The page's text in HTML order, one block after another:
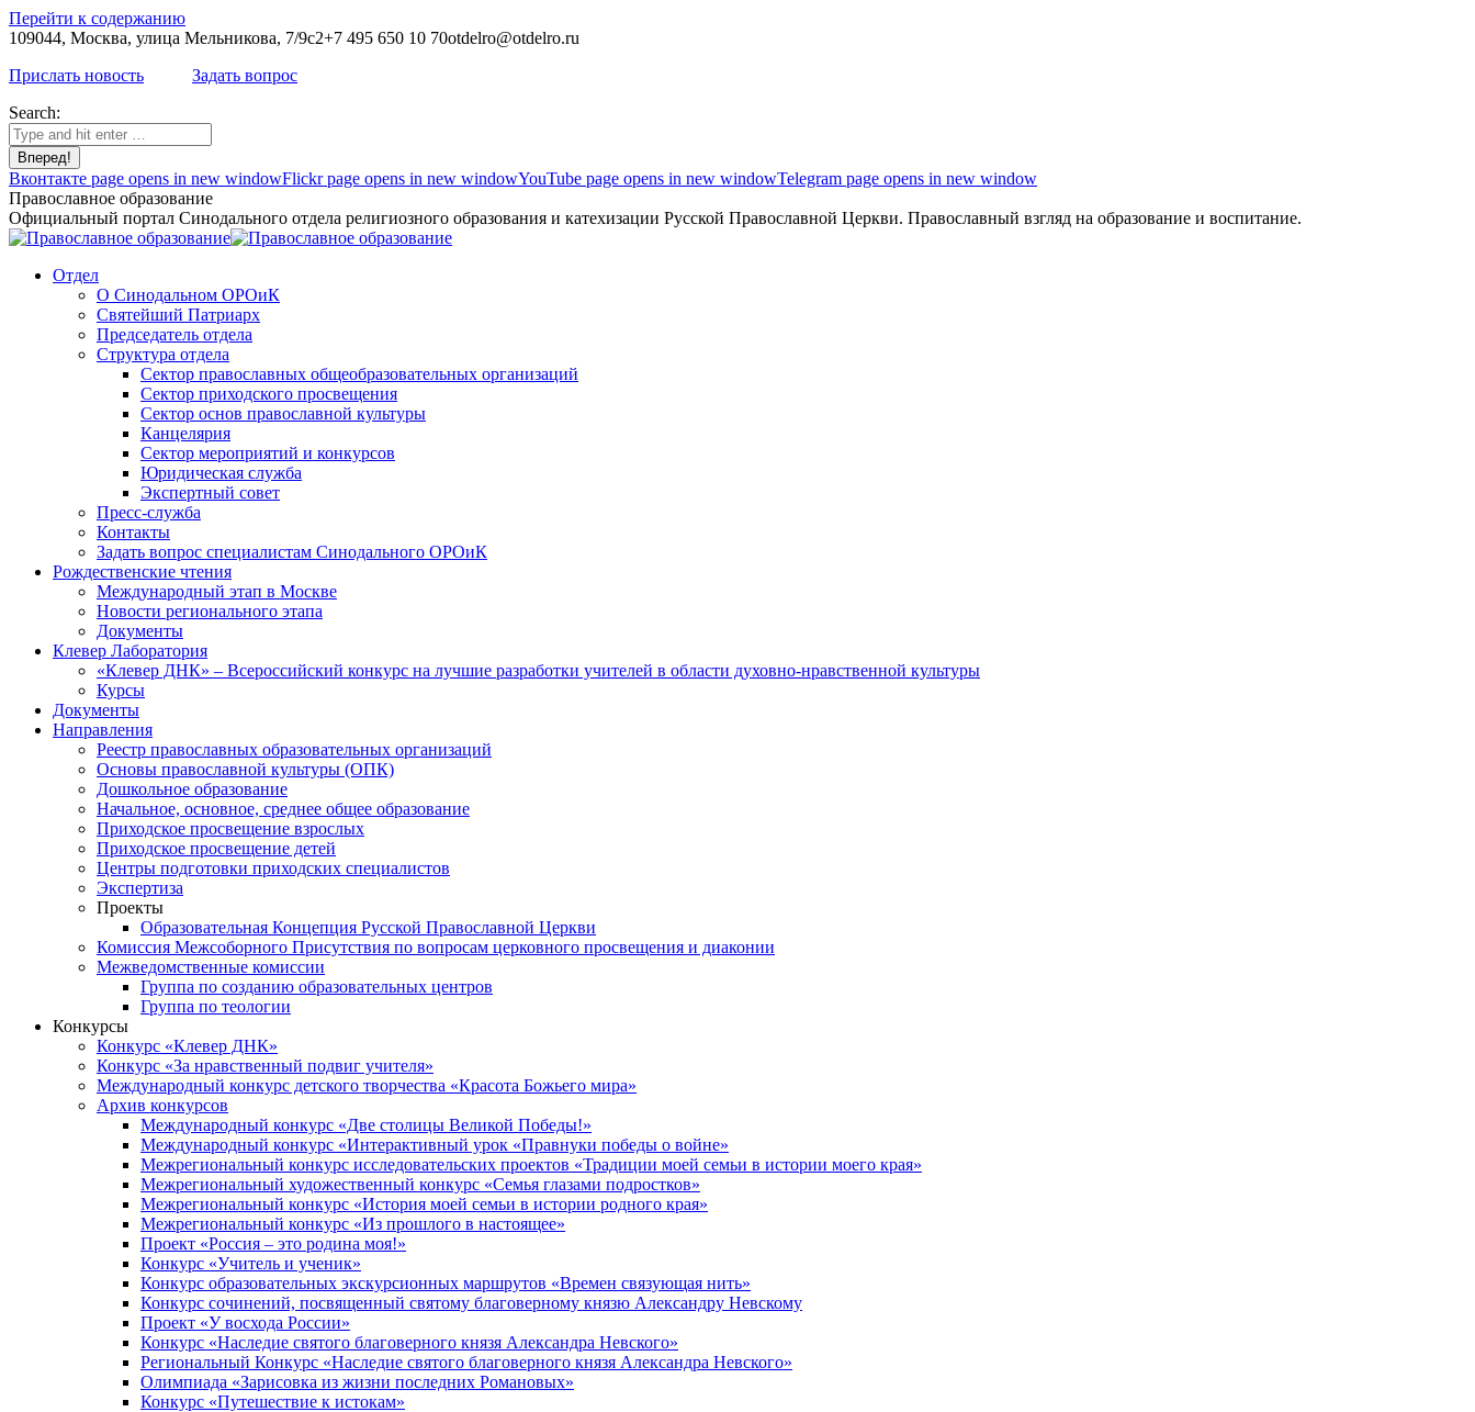
Перейти к содержанию
109044, Москва, улица Мельникова, 7/9с2+7 495 650 10 70otdelro@otdelro.ru
Прислать новость
Задать вопрос
Search:
Вконтакте page opens in new windowFlickr page opens in new windowYouTube page opens in new windowTelegram page opens in new window
Православное образование
Официальный портал Синодального отдела религиозного образования и катехизации Русской Православной Церкви. Православный взгляд на образование и воспитание.
Отдел
О Синодальном ОРОиК
Святейший Патриарх
Председатель отдела
Структура отдела
Сектор православных общеобразовательных организаций
Сектор приходского просвещения
Сектор основ православной культуры
Канцелярия
Сектор мероприятий и конкурсов
Юридическая служба
Экспертный совет
Пресс-служба
Контакты
Задать вопрос специалистам Синодального ОРОиК
Рождественские чтения
Международный этап в Москве
Новости регионального этапа
Документы
Клевер Лаборатория
«Клевер ДНК» – Всероссийский конкурс на лучшие разработки учителей в области духовно-нравственной культуры
Курсы
Документы
Направления
Реестр православных образовательных организаций
Основы православной культуры (ОПК)
Дошкольное образование
Начальное, основное, среднее общее образование
Приходское просвещение взрослых
Приходское просвещение детей
Центры подготовки приходских специалистов
Экспертиза
Проекты
Образовательная Концепция Русской Православной Церкви
Комиссия Межсоборного Присутствия по вопросам церковного просвещения и диаконии
Межведомственные комиссии
Группа по созданию образовательных центров
Группа по теологии
Конкурсы
Конкурс «Клевер ДНК»
Конкурс «За нравственный подвиг учителя»
Международный конкурс детского творчества «Красота Божьего мира»
Архив конкурсов
Международный конкурс «Две столицы Великой Победы!»
Международный конкурс «Интерактивный урок «Правнуки победы о войне»
Межрегиональный конкурс исследовательских проектов «Традиции моей семьи в истории моего края»
Межрегиональный художественный конкурс «Семья глазами подростков»
Межрегиональный конкурс «История моей семьи в истории родного края»
Межрегиональный конкурс «Из прошлого в настоящее»
Проект «Россия – это родина моя!»
Конкурс «Учитель и ученик»
Конкурс образовательных экскурсионных маршрутов «Времен связующая нить»
Конкурс сочинений, посвященный святому благоверному князю Александру Невскому
Проект «У восхода России»
Конкурс «Наследие святого благоверного князя Александра Невского»
Региональный Конкурс «Наследие святого благоверного князя Александра Невского»
Олимпиада «Зарисовка из жизни последних Романовых»
Конкурс «Путешествие к истокам»